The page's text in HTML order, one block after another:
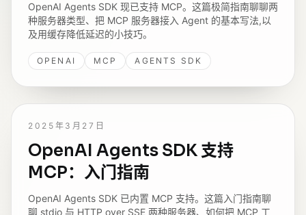
OpenAI Agents SDK 现已支持 MCP。这篇极简指南聊聊两
种服务器类型、把 MCP 服务器接入 Agent 的基本写法,以
及用缓存降低延迟的小技巧。
OPENAI MCP AGENTS SDK
2025年3月27日
OpenAI Agents SDK 支持
MCP：入门指南
OpenAI Agents SDK 已内置 MCP 支持。这篇入门指南聊
聊 stdio 与 HTTP over SSE 两种服务器、如何把 MCP 工